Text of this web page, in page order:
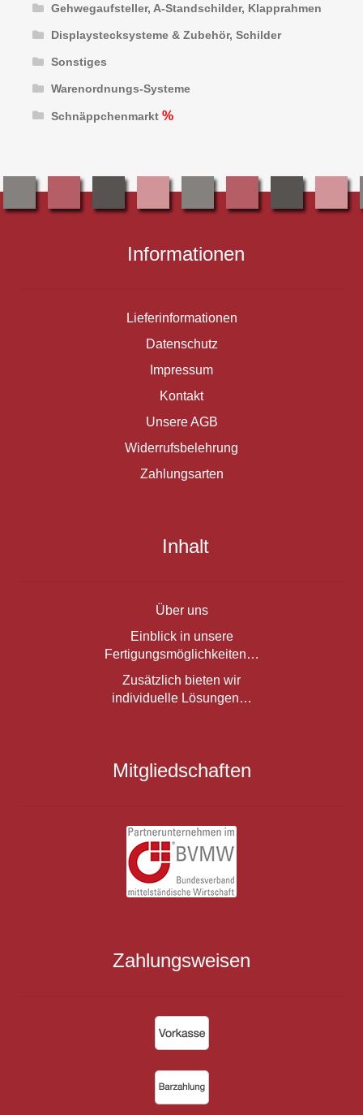
Gehwegaufsteller, A-Standschilder, Klapprahmen
Displaystecksysteme & Zubehör, Schilder
Sonstiges
Warenordnungs-Systeme
Schnäppchenmarkt
Informationen
Lieferinformationen
Datenschutz
Impressum
Kontakt
Unsere AGB
Widerrufsbelehrung
Zahlungsarten
Inhalt
Über uns
Einblick in unsere
Fertigungsmöglichkeiten…
Zusätzlich bieten wir
individuelle Lösungen…
Mitgliedschaften
Zahlungsweisen